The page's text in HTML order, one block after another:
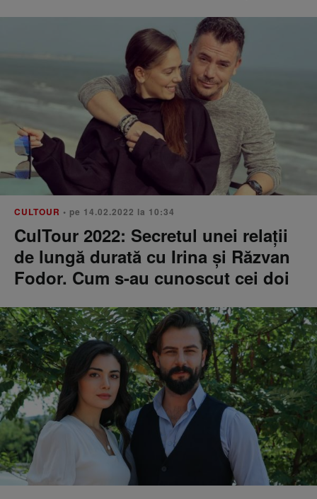
CULTOUR • pe 14.02.2022 la 10:34
CulTour 2022: Secretul unei relații
de lungă durată cu Irina și Răzvan
Fodor. Cum s-au cunoscut cei doi